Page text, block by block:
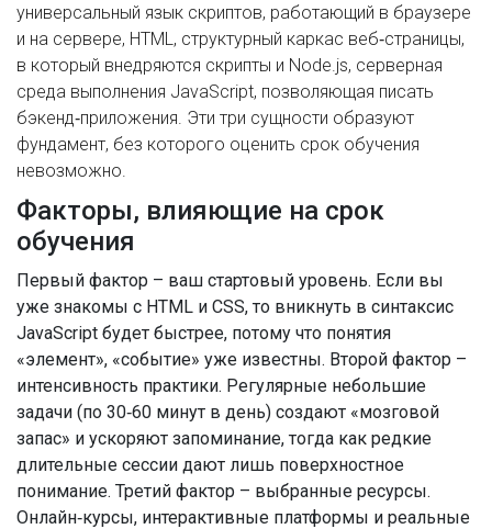
универсальный язык скриптов, работающий в браузере
и на сервере, HTML , структурный каркас веб‑страницы,
в который внедряются скрипты и Node.js, серверная
среда выполнения JavaScript, позволяющая писать
бэкенд‑приложения . Эти три сущности образуют
фундамент, без которого оценить срок обучения
невозможно.
Факторы, влияющие на срок
обучения
Первый фактор – ваш стартовый уровень. Если вы
уже знакомы с HTML и CSS, то вникнуть в синтаксис
JavaScript будет быстрее, потому что понятия
«элемент», «событие» уже известны. Второй фактор –
интенсивность практики. Регулярные небольшие
задачи (по 30‑60 минут в день) создают «мозговой
запас» и ускоряют запоминание, тогда как редкие
длительные сессии дают лишь поверхностное
понимание. Третий фактор – выбранные ресурсы.
Онлайн‑курсы, интерактивные платформы и реальные